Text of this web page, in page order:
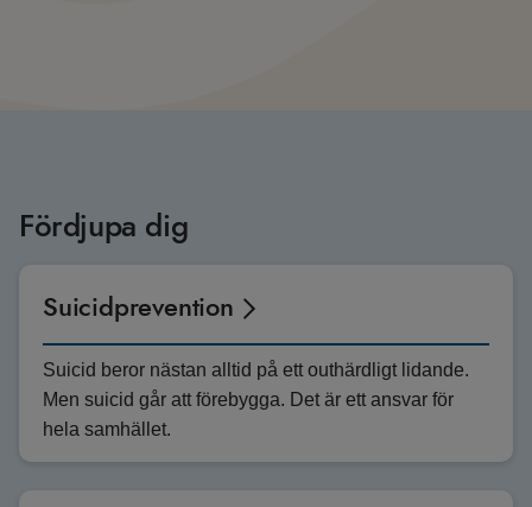
Fördjupa dig
Suicidprevention
Suicid beror nästan alltid på ett outhärdligt lidande.
Men suicid går att förebygga. Det är ett ansvar för
hela samhället.